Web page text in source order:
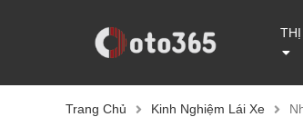
Trang Chủ Kinh Nghiệm Lái Xe